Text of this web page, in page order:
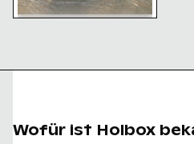
Wofür ist Holbox